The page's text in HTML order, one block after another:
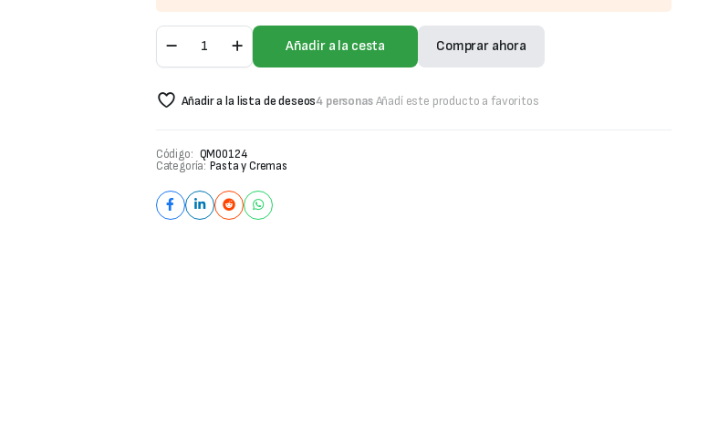
Panca
La
225
Añadir a la cesta Comprar ahora
Añadir a la lista de deseos4 personasAñadí este producto a favoritos
Código: QM00124
Categoría: Pasta y Cremas